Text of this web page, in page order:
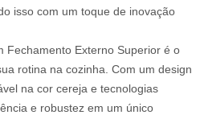
isso com um toque de inovação
Fechamento Externo Superior é o
rotina na cozinha. Com um design
na cor cereja e tecnologias
e robustez em um único